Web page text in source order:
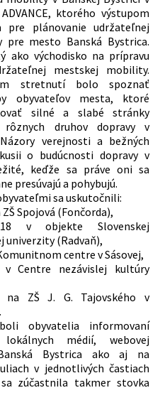
ktorého výstupom
pre plánovanie udržateľnej
mesto Banská Bystrica.
ako východisko na prípravu
mestskej mobility.
stretnutí bolo spoznať
obyvateľov mesta, ktoré
silné a slabé stránky
rôznych druhov dopravy v
verejnosti a bežných
o budúcnosti dopravy v
keďže sa práve oni sa
presúvajú a pohybujú.
sa uskutočnili:
ZŠ Spojová (Fončorda),
v objekte Slovenskej
univerzity (Radvaň),
centre v Sásovej,
v Centre nezávislej kultúry
na ZŠ J. G. Tajovského v
obyvatelia informovaní
lokálnych médií, webovej
Bystrica ako aj na
v jednotlivých častiach
zúčastnila takmer stovka